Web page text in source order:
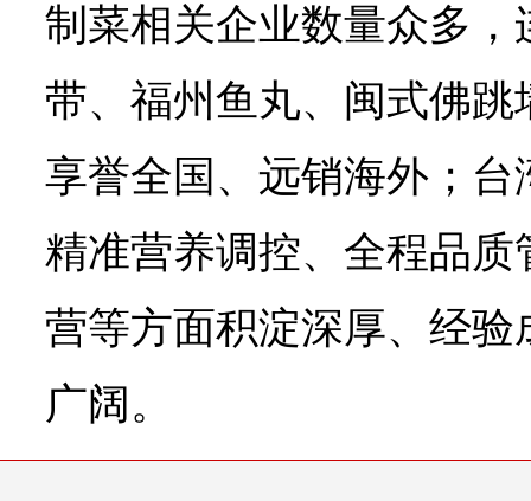
制菜相关企业数量众多
带、福州鱼丸、闽式佛
享誉全国、远销海外；
精准营养调控、全程品
营等方面积淀深厚、经
广阔。